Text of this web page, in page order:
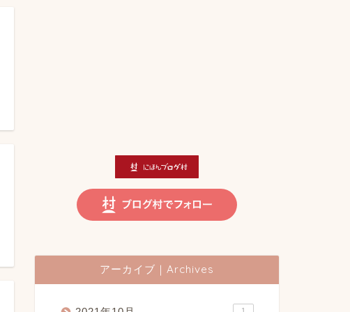
アーカイブ｜Archives